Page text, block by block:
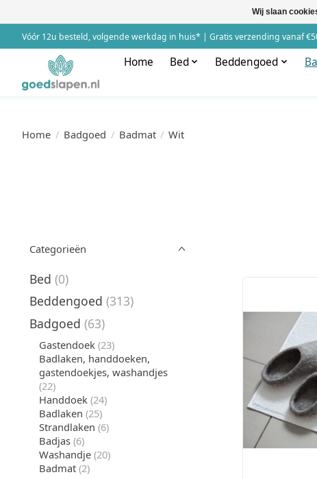
Vóór 12u besteld, volgende werkdag in huis* | Gratis verzending vanaf
Home Bed Beddengoed
Home / Badgoed / Badmat / Wit
Categorieën
Bed (0)
Beddengoed (313)
Badgoed (63)
Gastendoek (23)
Badlaken, handdoeken,
gastendoekjes, washandjes
(22)
Handdoek (24)
Badlaken (25)
Strandlaken (6)
Badjas (6)
Washandje (20)
Badmat (2)
Wij slaan